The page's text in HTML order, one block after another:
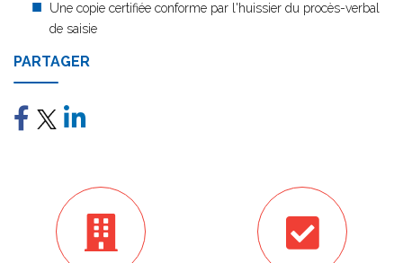
Une copie certifiée conforme par l'huissier du procès-verbal
de saisie
PARTAGER